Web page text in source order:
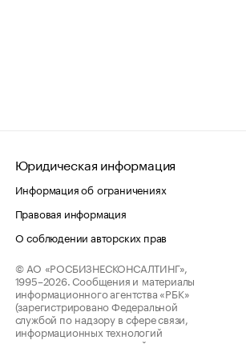
Юридическая информация
Информация об ограничениях
Правовая информация
О соблюдении авторских прав
© АО «РОСБИЗНЕСКОНСАЛТИНГ»,
1995–2026. Сообщения и материалы
информационного агентства «РБК»
(зарегистрировано Федеральной
службой по надзору в сфере связи,
информационных технологий